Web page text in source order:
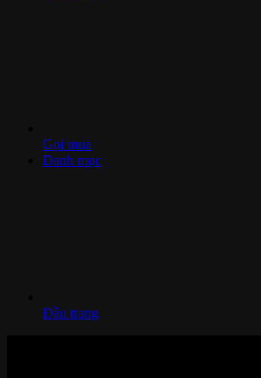
Gọi mua
Danh mục
Đầu trang